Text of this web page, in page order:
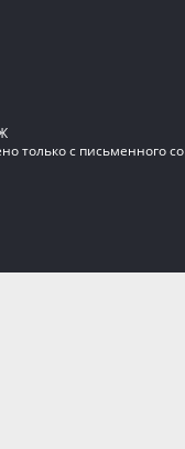
только с письменного